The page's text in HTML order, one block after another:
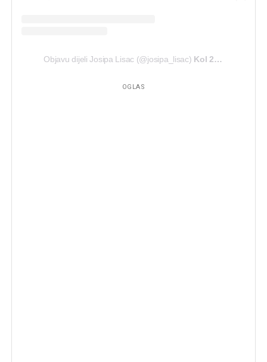
Objavu dijeli Josipa Lisac (@josipa_lisac) Kol 23, 2020 u 1:32 PDT
OGLAS